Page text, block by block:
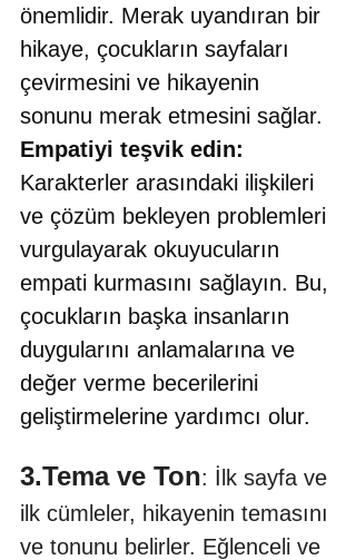
önemlidir. Merak uyandıran bir
hikaye, çocukların sayfaları
çevirmesini ve hikayenin
sonunu merak etmesini sağlar.
Empatiyi teşvik edin:
Karakterler arasındaki ilişkileri
ve çözüm bekleyen problemleri
vurgulayarak okuyucuların
empati kurmasını sağlayın. Bu,
çocukların başka insanların
duygularını anlamalarına ve
değer verme becerilerini
geliştirmelerine yardımcı olur.
3.Tema ve Ton: İlk sayfa ve
ilk cümleler, hikayenin temasını
ve tonunu belirler. Eğlenceli ve